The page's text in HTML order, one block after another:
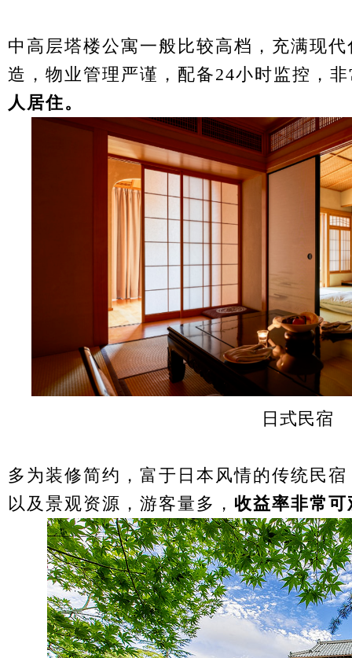
中高层塔楼公寓一般比较高档，充满现
造，物业管理严谨，配备24小时监控，
人居住。
日式民宿
多为装修简约，富于日本风情的传统民
以及景观资源，游客量多， 收益率非常可